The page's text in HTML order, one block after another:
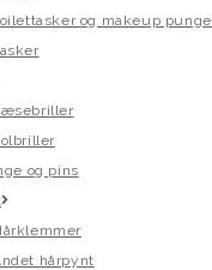
og makeup punge
og pins
hårpynt